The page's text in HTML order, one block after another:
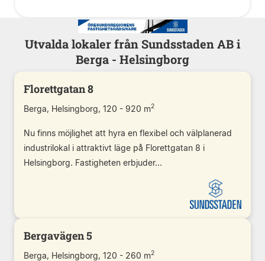
Utvalda lokaler från Sundsstaden AB i
Berga - Helsingborg
Florettgatan 8
Berga, Helsingborg, 120 - 920 m2
Nu finns möjlighet att hyra en flexibel och välplanerad
industrilokal i attraktivt läge på Florettgatan 8 i
Helsingborg. Fastigheten erbjuder...
Bergavägen 5
Berga, Helsingborg, 120 - 260 m2